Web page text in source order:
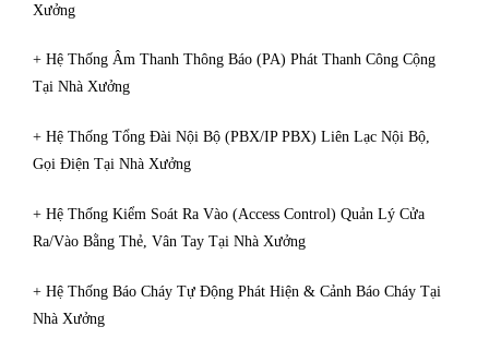
Xưởng
+ Hệ Thống Âm Thanh Thông Báo (PA) Phát Thanh Công Cộng
Tại Nhà Xưởng
+ Hệ Thống Tổng Đài Nội Bộ (PBX/IP PBX) Liên Lạc Nội Bộ,
Gọi Điện Tại Nhà Xưởng
+ Hệ Thống Kiểm Soát Ra Vào (Access Control) Quản Lý Cửa
Ra/Vào Bằng Thẻ, Vân Tay Tại Nhà Xưởng
+ Hệ Thống Báo Cháy Tự Động Phát Hiện & Cảnh Báo Cháy Tại
Nhà Xưởng